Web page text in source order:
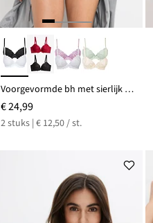
Voorgevormde bh met sierlijk borduursel (set van 2)
€ 24,99
2 stuks | € 12,50 / st.